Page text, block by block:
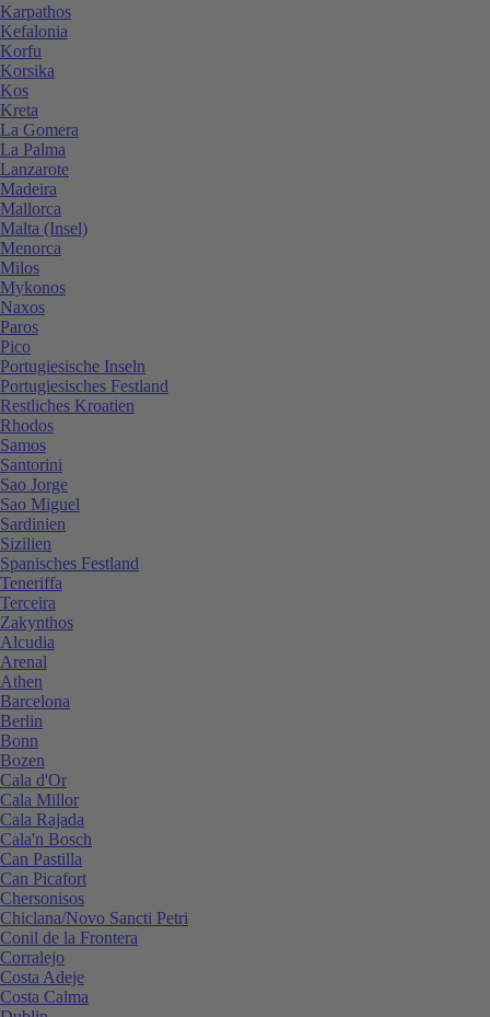
Karpathos
Kefalonia
Korfu
Korsika
Kos
Kreta
La Gomera
La Palma
Lanzarote
Madeira
Mallorca
Malta (Insel)
Menorca
Milos
Mykonos
Naxos
Paros
Pico
Portugiesische Inseln
Portugiesisches Festland
Restliches Kroatien
Rhodos
Samos
Santorini
Sao Jorge
Sao Miguel
Sardinien
Sizilien
Spanisches Festland
Teneriffa
Terceira
Zakynthos
Alcudia
Arenal
Athen
Barcelona
Berlin
Bonn
Bozen
Cala d'Or
Cala Millor
Cala Rajada
Cala'n Bosch
Can Pastilla
Can Picafort
Chersonisos
Chiclana/Novo Sancti Petri
Conil de la Frontera
Corralejo
Costa Adeje
Costa Calma